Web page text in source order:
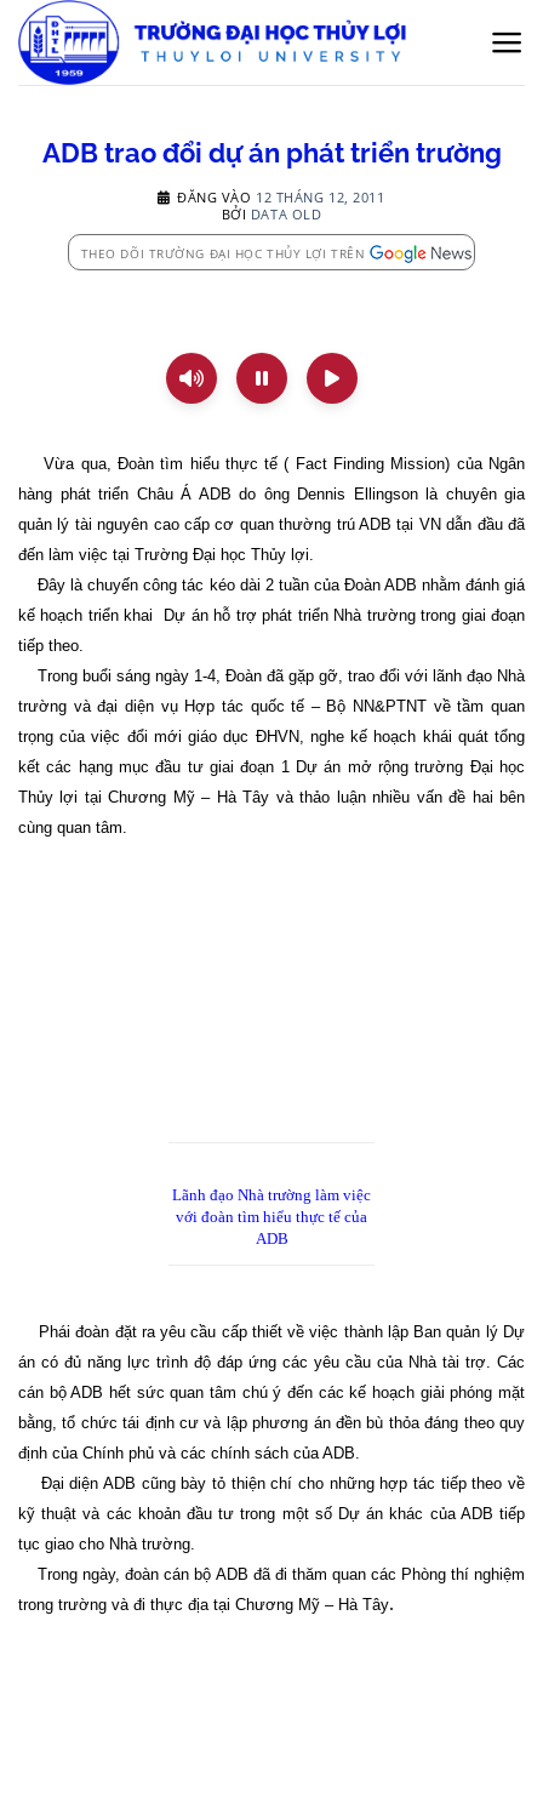
qua
nội
ADB trao đổi dự án phát triển trường
ĐĂNG VÀO 12 THÁNG 12, 2011
BỞI DATA OLD
THEO DÕI TRƯỜNG ĐẠI HỌC THỦY LỢI TRÊN
Vừa qua, Đoàn tìm hiểu thực tế ( Fact Finding Mission) của Ngân
hàng phát triển Châu Á ADB do ông Dennis Ellingson là chuyên gia
quản lý tài nguyên cao cấp cơ quan thường trú ADB tại VN dẫn đầu đã
đến làm việc tại Trường Đại học Thủy lợi.
Đây là chuyến công tác kéo dài 2 tuần của Đoàn ADB nhằm đánh giá
kế hoạch triển khai
Dự án hỗ trợ phát triển Nhà trường trong giai đoạn
tiếp theo.
Trong buổi sáng ngày 1-4, Đoàn đã gặp gỡ, trao đổi với lãnh đạo Nhà
trường và đại diện vụ Hợp tác quốc tế – Bộ NN&PTNT về tầm quan
trọng của việc đổi mới giáo dục ĐHVN, nghe kế hoạch khái quát tổng
kết các hạng mục đầu tư giai đoạn 1 Dự án mở rộng trường Đại học
Thủy lợi tại Chương Mỹ – Hà Tây và thảo luận nhiều vấn đề hai bên
cùng quan tâm.
Lãnh đạo Nhà trường làm việc
với đoàn tìm hiểu thực tế của
ADB
Phái đoàn đặt ra yêu cầu cấp thiết về việc thành lập Ban quản lý Dự
án có đủ năng lực trình độ đáp ứng các yêu cầu của Nhà tài trợ. Các
cán bộ ADB hết sức quan tâm chú ý đến các kế hoạch giải phóng mặt
bằng, tổ chức tái định cư và lập phương án đền bù thỏa đáng theo quy
định của Chính phủ và các chính sách của ADB.
Đại diện ADB cũng bày tỏ thiện chí cho những hợp tác tiếp theo về
kỹ thuật và các khoản đầu tư trong một số Dự án khác của ADB tiếp
tục giao cho Nhà trường.
Trong ngày, đoàn cán bộ ADB đã đi thăm quan các Phòng thí nghiệm
trong trường và đi thực địa tại Chương Mỹ – Hà Tây.